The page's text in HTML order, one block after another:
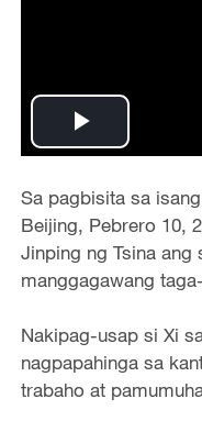
Play
Video
Sa pagbisita sa
Beijing, Pebrero 10,
Jinping ng Tsina ang
manggagawang
Nakipag-usap si Xi
nagpapahinga sa
trabaho at